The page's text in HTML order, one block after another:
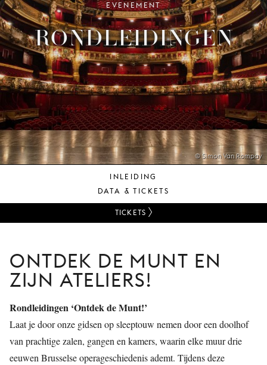
TICKETS &
ABONNEMENTEN
UW
BEZOEK
JONG
PUBLIEK
DE
MUNT
ONS
© Simon Van Rompay
EVENEMENT
RONDLEIDINGEN
INLEIDING
DATA & TICKETS
TICKETS
ONTDEK DE MUNT EN
ZIJN ATELIERS!
Rondleidingen ‘Ontdek de Munt!’
Laat je door onze gidsen op sleeptouw nemen door een doolhof
van prachtige zalen, gangen en kamers, waarin elke muur drie
eeuwen Brusselse operageschiedenis ademt. Tijdens deze